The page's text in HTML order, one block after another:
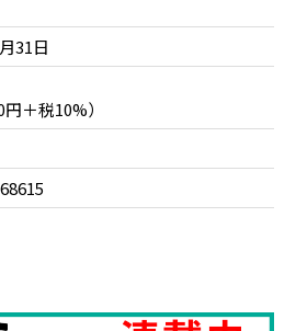
31日
円＋税10%）